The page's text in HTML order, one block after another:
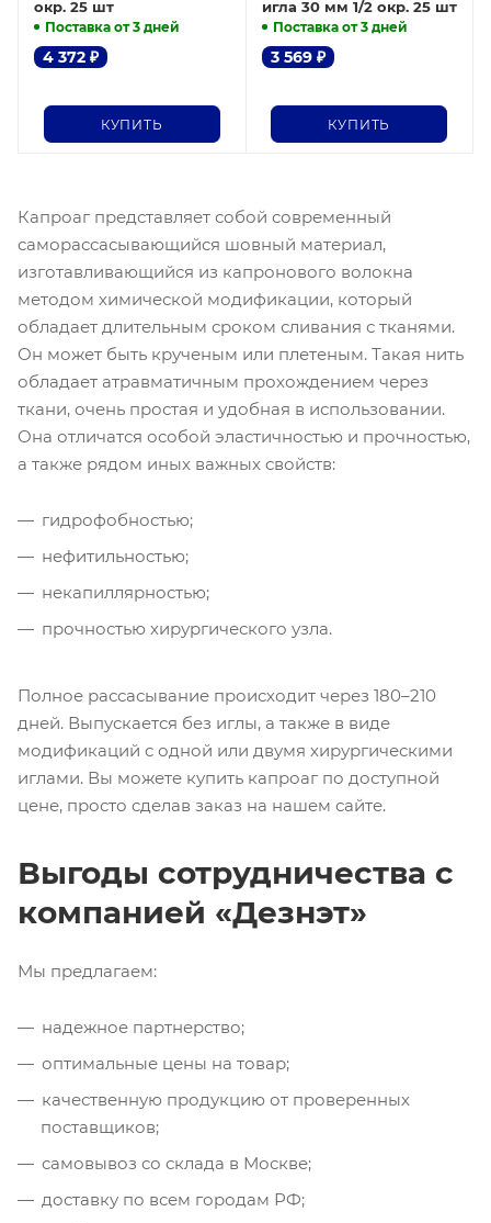
окр. 25 шт
Поставка от 3 дней
4 372 ₽
КУПИТЬ
игла 30 мм 1/2 окр. 25 шт
Поставка от 3 дней
3 569₽
КУПИТЬ
Капроаг представляет собой современный
саморассасывающийся шовный материал,
изготавливающийся из капронового волокна
методом химической модификации, который
обладает длительным сроком сливания с тканями.
Он может быть крученым или плетеным. Такая нить
обладает атравматичным прохождением через
ткани, очень простая и удобная в использовании.
Она отличатся особой эластичностью и прочностью,
а также рядом иных важных свойств:
гидрофобностью;
нефитильностью;
некапиллярностью;
прочностью хирургического узла.
Полное рассасывание происходит через 180–210
дней. Выпускается без иглы, а также в виде
модификаций с одной или двумя хирургическими
иглами. Вы можете купить капроаг по доступной
цене, просто сделав заказ на нашем сайте.
Выгоды сотрудничества с
компанией «Дезнэт»
Мы предлагаем:
надежное партнерство;
оптимальные цены на товар;
качественную продукцию от проверенных
поставщиков;
самовывоз со склада в Москве;
доставку по всем городам РФ;